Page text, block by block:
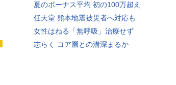
夏のボーナス平均 初の100万超え
任天堂 熊本地震被災者へ対応も
女性はねる「無呼吸」治療せず
志らく コア層との溝深まるか